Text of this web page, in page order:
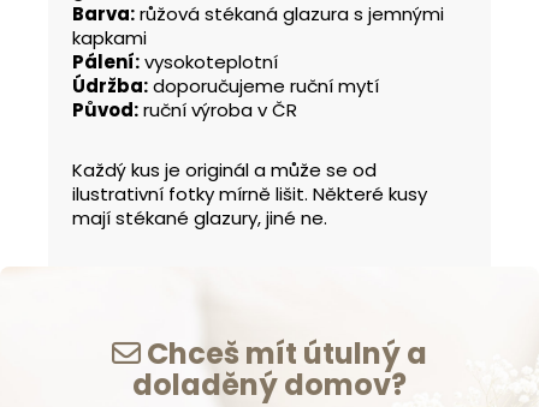
Barva:růžová stékaná glazura s jemnými
kapkami
Pálení:vysokoteplotní
Údržba:doporučujeme ruční mytí
Původ:ruční výroba v ČR
Každý kus je originál a může se od
ilustrativní fotky mírně lišit. Některé kusy
mají stékané glazury, jiné ne.
Chceš mít útulný a
doladěný domov?